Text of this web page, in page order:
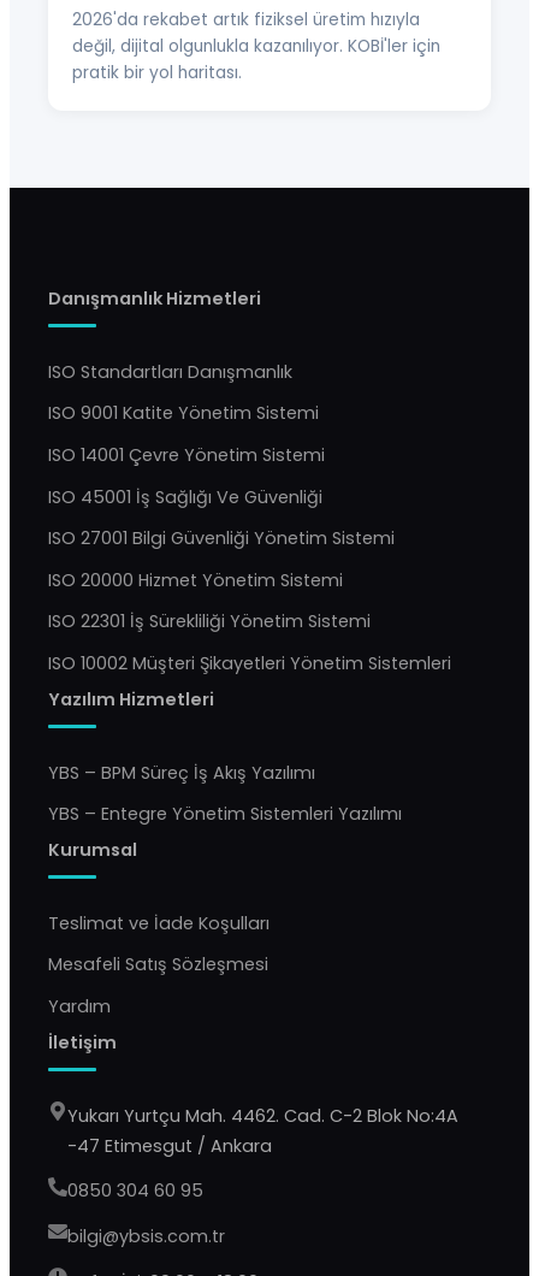
2026'da rekabet artık fiziksel üretim hızıyla
değil, dijital olgunlukla kazanılıyor. KOBİ'ler için
pratik bir yol haritası.
Danışmanlık Hizmetleri
ISO Standartları Danışmanlık
ISO 9001 Katite Yönetim Sistemi
ISO 14001 Çevre Yönetim Sistemi
ISO 45001 İş Sağlığı Ve Güvenliği
ISO 27001 Bilgi Güvenliği Yönetim Sistemi
ISO 20000 Hizmet Yönetim Sistemi
ISO 22301 İş Sürekliliği Yönetim Sistemi
ISO 10002 Müşteri Şikayetleri Yönetim Sistemleri
Yazılım Hizmetleri
YBS – BPM Süreç İş Akış Yazılımı
YBS – Entegre Yönetim Sistemleri Yazılımı
Kurumsal
Teslimat ve İade Koşulları
Mesafeli Satış Sözleşmesi
Yardım
İletişim
Yukarı Yurtçu Mah. 4462. Cad. C-2 Blok No:4A
-47 Etimesgut / Ankara
0850 304 60 95
bilgi@ybsis.com.tr